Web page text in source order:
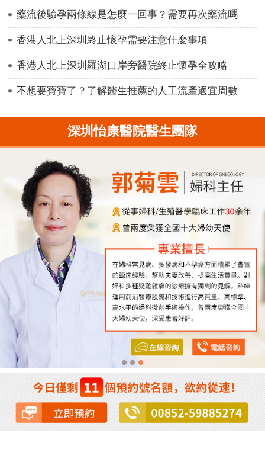
藥流後驗孕兩條線是怎麼一回事？需要再次藥流嗎
香港人北上深圳終止懷孕需要注意什麼事項
香港人北上深圳羅湖口岸旁醫院終止懷孕全攻略
不想要寶寶了？了解醫生推薦的人工流產適宜周數
深圳怡康醫院醫生團隊